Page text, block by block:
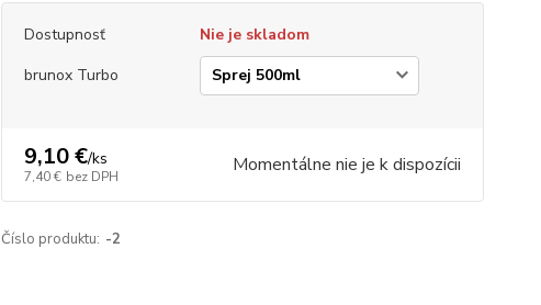
Dostupnosť
Nie je skladom
brunox Turbo
9,10 €/ks
7,40 € bez DPH Momentálne nie je k dispozícii
Číslo produktu: -2